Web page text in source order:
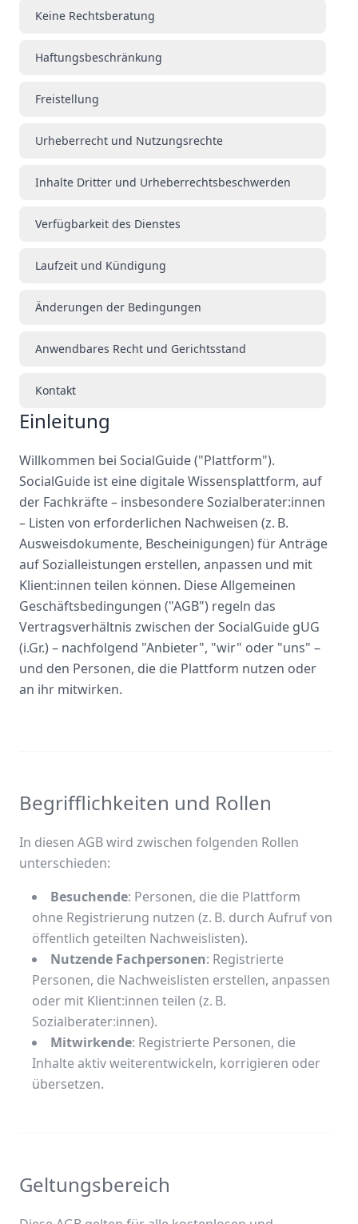
Keine Rechtsberatung
Haftungsbeschränkung
Freistellung
Urheberrecht und Nutzungsrechte
Inhalte Dritter und Urheberrechtsbeschwerden
Verfügbarkeit des Dienstes
Laufzeit und Kündigung
Änderungen der Bedingungen
Anwendbares Recht und Gerichtsstand
Kontakt
Einleitung
Willkommen bei SocialGuide ("Plattform").
SocialGuide ist eine digitale Wissensplattform, auf
der Fachkräfte – insbesondere Sozialberater:innen
– Listen von erforderlichen Nachweisen (z. B.
Ausweisdokumente, Bescheinigungen) für Anträge
auf Sozialleistungen erstellen, anpassen und mit
Klient:innen teilen können. Diese Allgemeinen
Geschäftsbedingungen ("AGB") regeln das
Vertragsverhältnis zwischen der SocialGuide gUG
(i.Gr.) – nachfolgend "Anbieter", "wir" oder "uns" –
und den Personen, die die Plattform nutzen oder
an ihr mitwirken.
Begrifflichkeiten und Rollen
In diesen AGB wird zwischen folgenden Rollen
unterschieden:
Besuchende: Personen, die die Plattform
ohne Registrierung nutzen (z. B. durch Aufruf von
öffentlich geteilten Nachweislisten).
Nutzende Fachpersonen: Registrierte
Personen, die Nachweislisten erstellen, anpassen
oder mit Klient:innen teilen (z. B.
Sozialberater:innen).
Mitwirkende: Registrierte Personen, die
Inhalte aktiv weiterentwickeln, korrigieren oder
übersetzen.
Geltungsbereich